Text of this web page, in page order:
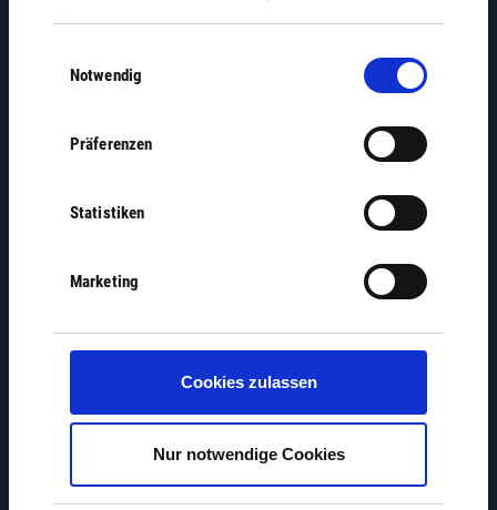
Impressum.
Notwendig
Präferenzen
Statistiken
Marketing
Cookies zulassen
Nur notwendige Cookies
Jobbörse